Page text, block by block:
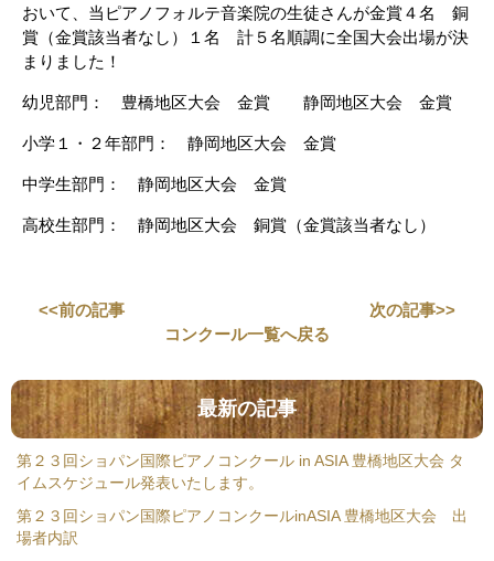
おいて、当ピアノフォルテ音楽院の生徒さんが金賞４名 銅
賞（金賞該当者なし）１名 計５名順調に全国大会出場が決
まりました！
幼児部門： 豊橋地区大会 金賞 静岡地区大会 金賞
小学１・２年部門： 静岡地区大会 金賞
中学生部門： 静岡地区大会 金賞
高校生部門： 静岡地区大会 銅賞（金賞該当者なし）
次の記事>>
<<前の記事
コンクール一覧へ戻る
最新の記事
第２３回ショパン国際ピアノコンクール in ASIA 豊橋地区大会 タ
イムスケジュール発表いたします。
第２３回ショパン国際ピアノコンクールinASIA 豊橋地区大会 出
場者内訳